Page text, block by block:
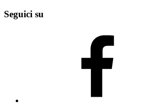
Seguici su